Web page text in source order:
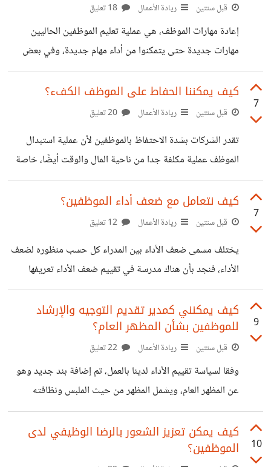
كيف يمكن تحفيز الموظف بمحرلة الاستقالة الصامتة؟ بالنسبة لي
كبداية أرى أن التعامل بتفهم بالغ حيث لابد أن تكون هناك
قبل سنتين ريادة الأعمال
إعادة مهارات الموظف، هي عملية تعليم الموظفين الحاليين
مهارات جديدة حتى يتمكنوا من أداء مهام جديدة، وفي بعض
الحالات، وظائف جديدة. وهذا يساعدنا على تلبية احتياجاتنا ​من
الموظفين من خلال الاستفادة من الموظفين الحاليين دون
الحاجة إلى تأمين المواهب الخارجية. خاصة في حالة نقص
مهارات الموظف بطريقة فعالة للشركة وللموظف أيضا؟ فقد
يعترض مثلا الموظف على المهارة الجديدة، أو يفضل البقاء في
مكانه دون اكتساب مهارة جديدة.
7
كيف يمكننا الحفاط على الموظف الكفء؟
قبل سنتين ريادة الأعمال
تقدر الشركات بشدة الاحتفاظ بالموظفين لأن عملية استبدال
الموظف عملية مكلفة جدا من ناحية المال والوقت أيضًا، خاصة
الموظفين المنتجين والكفء. ويمكن أن يؤدي ترك الموظفين
الكفء للشركة أيضًا إلى الضغط على الموظفين الحاليين الذين
يتعين عليهم القيام بعمل إضافي حتى يمكن شغل هذه الأدوار. لذا
مقترحاتكم؟ بالنسبة لي أجد أن أكثر الطرق فاعلية هي دفع
رواتب أكثر من المتوسط بالسوق، وهذا يجعل الموظف لديه رغبة
بالاستمرار بالعمل، خاصة مع وجود
7
كيف نتعامل مع ضعف أداء الموظفين؟
قبل سنتين ريادة الأعمال
يختلف مسمى ضعف الأداء بين المدراء كل حسب منظوره لضعف
الأداء، فنجد بأن هناك مدرسة في تقييم ضعف الأداء تعريفها
يكون محصورا في فشل الموظف في تلبية التوقعات المحددة في
الوصف الوظيفي، وهناك رأي أخر بأنه من يفتقر لمهارات الوظيفة.
ولكن ما هي الخطوات التي يتخذها المدراء في بداية وجود
شواهد على ضعف أداء الموظف؟ بالنسبة لي، الخطوة الأولى
وهي الجلوس بشكل منفرد مع الموظف مع تحديد جوانب
التقصير ومناقشة الأداء مع إعطاء الموظف الفرصة كاملة لسرد
9
كيف يمكنني كمدير تقديم التوجيه والإرشاد
للموظفين بشأن المظهر العام؟
قبل سنتين ريادة الأعمال
وفقا لسياسة تقييم الأداء لدينا بالعمل، تم إضافة بند جديد وهو
عن المظهر العام، ويشمل المظهر من حيث الملبس ونظافته
وأناقته، وطبعا العناية الشخصية، طبعا الاهتمام بالمظهر العام يعد
جزء أساسي من سياسات الشركات، لذا ما هي الطرق التي يمكن
توجيه الموظفين بها في هذا الشأن؟ خاصة أنه يظل موضوع
10
كيف يمكن تعزيز الشعور بالرضا الوظيفي لدى
الموظفين؟